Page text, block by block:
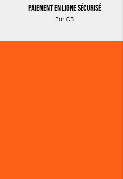
Paiement en ligne sécurisé
Par CB